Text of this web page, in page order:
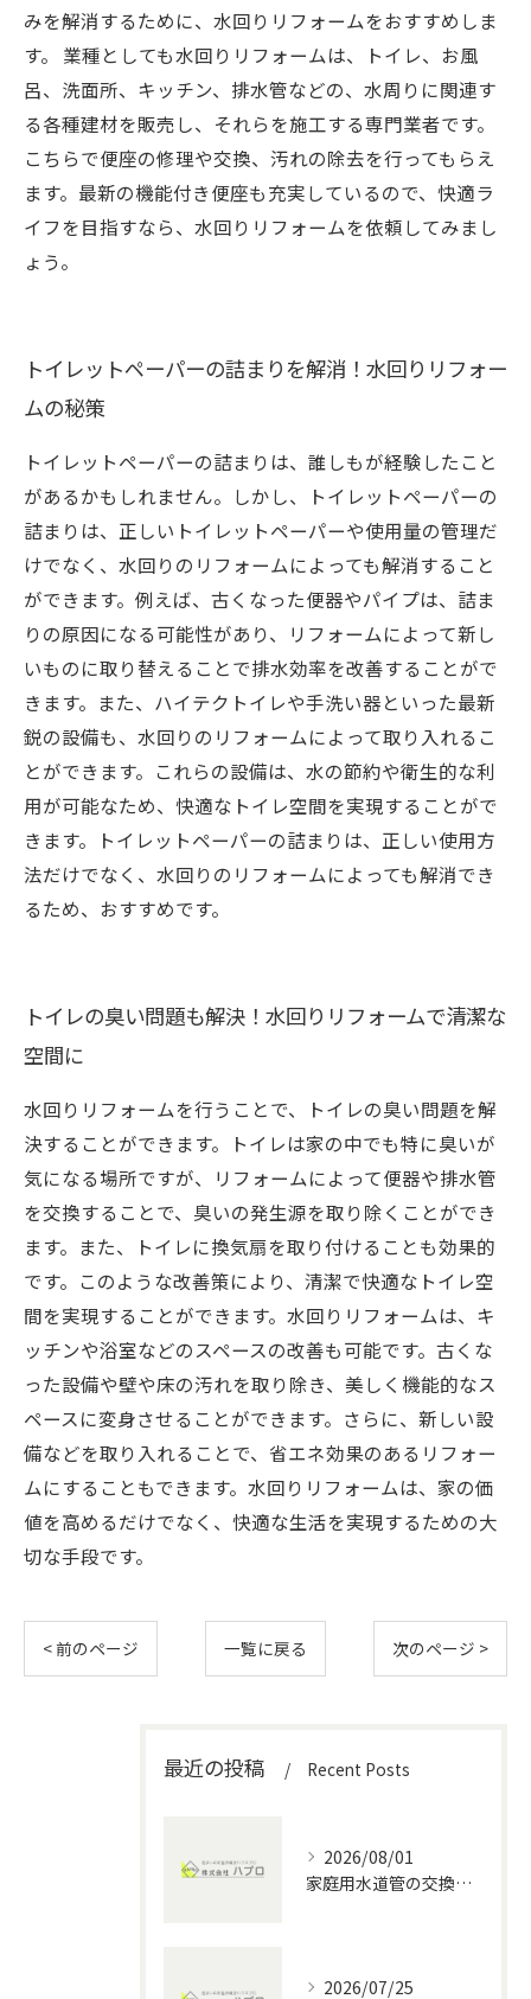
みを解消するために、水回りリフォームをおすすめしま
す。 業種としても水回りリフォームは、トイレ、お風
呂、洗面所、キッチン、排水管などの、水周りに関連す
る各種建材を販売し、それらを施工する専門業者です。
こちらで便座の修理や交換、汚れの除去を行ってもらえ
ます。最新の機能付き便座も充実しているので、快適ラ
イフを目指すなら、水回りリフォームを依頼してみまし
ょう。
トイレットペーパーの詰まりを解消！水回りリフォー
ムの秘策
トイレットペーパーの詰まりは、誰しもが経験したこと
があるかもしれません。しかし、トイレットペーパーの
詰まりは、正しいトイレットペーパーや使用量の管理だ
けでなく、水回りのリフォームによっても解消すること
ができます。例えば、古くなった便器やパイプは、詰ま
りの原因になる可能性があり、リフォームによって新し
いものに取り替えることで排水効率を改善することがで
きます。また、ハイテクトイレや手洗い器といった最新
鋭の設備も、水回りのリフォームによって取り入れるこ
とができます。これらの設備は、水の節約や衛生的な利
用が可能なため、快適なトイレ空間を実現することがで
きます。トイレットペーパーの詰まりは、正しい使用方
法だけでなく、水回りのリフォームによっても解消でき
るため、おすすめです。
トイレの臭い問題も解決！水回りリフォームで清潔な
空間に
水回りリフォームを行うことで、トイレの臭い問題を解
決することができます。トイレは家の中でも特に臭いが
気になる場所ですが、リフォームによって便器や排水管
を交換することで、臭いの発生源を取り除くことができ
ます。また、トイレに換気扇を取り付けることも効果的
です。このような改善策により、清潔で快適なトイレ空
間を実現することができます。水回りリフォームは、キ
ッチンや浴室などのスペースの改善も可能です。古くな
った設備や壁や床の汚れを取り除き、美しく機能的なス
ペースに変身させることができます。さらに、新しい設
備などを取り入れることで、省エネ効果のあるリフォー
ムにすることもできます。水回りリフォームは、家の価
値を高めるだけでなく、快適な生活を実現するための大
切な手段です。
< 前のページ 一覧に戻る 次のページ >
最近の投稿 Recent Posts
2026/08/01
家庭用水道管の交換方法と水回りメンテナンスの費用・DIYポイント徹底解説
2026/07/25